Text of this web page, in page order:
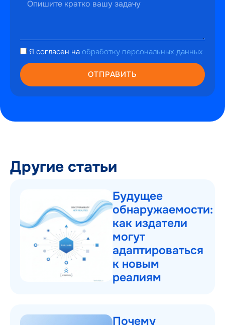
ул.
hello@perfectweb.ru
WhatsApp
Telegram
Я согласен на обработку персональных данных
ОТПРАВИТЬ
Другие статьи
Будущее
обнаружаемости:
как издатели
могут
адаптироваться
к новым
реалиям
Почему